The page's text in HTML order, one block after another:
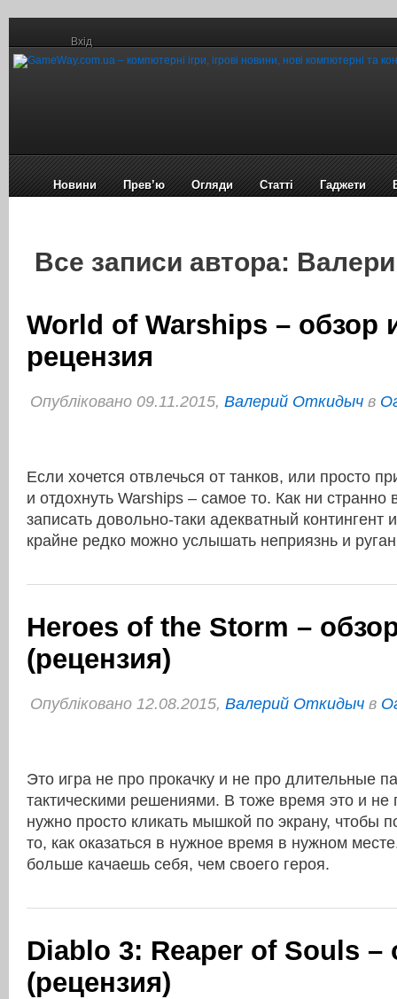
Вхід
Новини Прев’ю Огляди Статті Гаджети
Все записи автора:
World of Warships – обзор
рецензия
Опубліковано 09.11.2015, Валерий Откидыч в
Если хочется отвлечься от танков, или просто
и отдохнуть Warships – самое то. Как ни
записать довольно-таки адекватный контингент
крайне редко можно услышать неприязнь и
Heroes of the Storm –
(рецензия)
Опубліковано 12.08.2015, Валерий Откидыч в
Это игра не про прокачку и не про длительные
тактическими решениями. В тоже время это и не
нужно просто кликать мышкой по экрану, чтобы
то, как оказаться в нужное время в нужном
больше качаешь себя, чем своего героя.
Diablo 3: Reaper of Souls –
(рецензия)